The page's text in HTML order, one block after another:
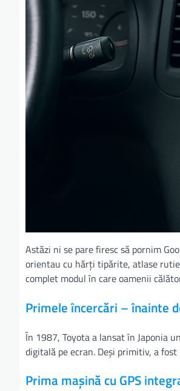
Astăzi ni se pare firesc să pornim
orientau cu hărți tipărite, atlase
complet modul în care oamenii
Primele încercări – înainte
În 1987, Toyota a lansat în Japonia
digitală pe ecran. Deși primitiv, a
Prima mașină cu GPS